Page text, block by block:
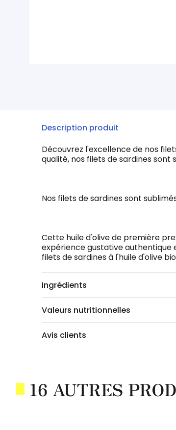
Description produit
Découvrez l'excellence de nos
qualité, nos filets de sardines
Nos filets de sardines sont
Cette huile d'olive de première
expérience gustative authentique
filets de sardines à l'huile d'olive
Ingrédients
Valeurs nutritionnelles
Avis clients
16 AUTRES